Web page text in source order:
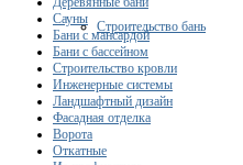
Строительство бань
Сауны
Бани с мансардой
Бани с бассейном
Строительство кровли
Инженерные системы
Ландшафтный дизайн
Фасадная отделка
Ворота
Откатные